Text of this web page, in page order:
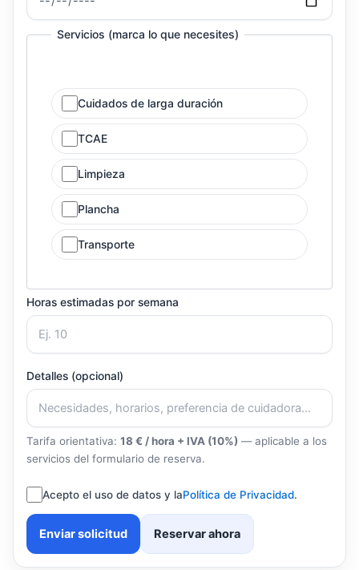
Servicios (marca lo que necesites)
Cuidados de larga duración
TCAE
Limpieza
Plancha
Transporte
Horas estimadas por semana
Detalles (opcional)
Tarifa orientativa: 18 € / hora + IVA (10%) — aplicable a los
servicios del formulario de reserva.
Acepto el uso de datos y laPolítica de Privacidad.
Enviar solicitud Reservar ahora